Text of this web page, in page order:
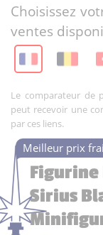
Choisissez
ventes
Le comparateur de
peut recevoir une
par ces liens.
Figurine
Sirius